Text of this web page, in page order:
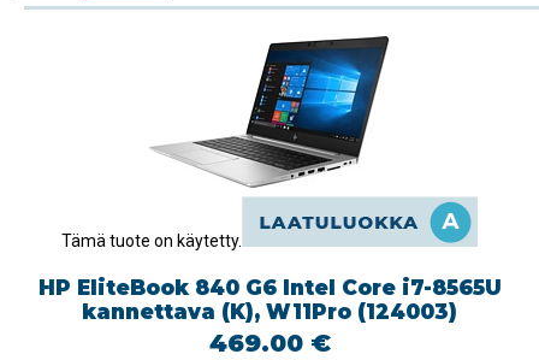
Tämä tuote on käytetty.
HP EliteBook 840 G6 Intel Core i7-8565U
kannettava (K), W11Pro (124003)
469.00 €